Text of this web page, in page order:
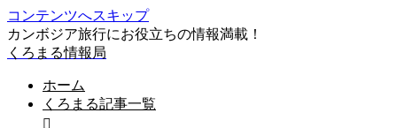
コンテンツへスキップ
カンボジア旅行にお役立ちの情報満載！
くろまる情報局
ホーム
くろまる記事一覧